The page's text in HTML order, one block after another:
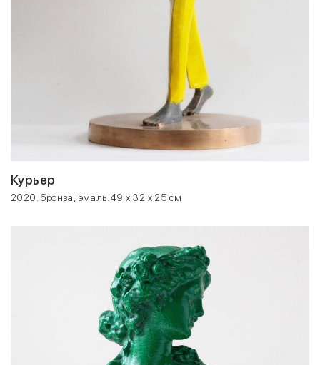
Курьер
2020. бронза, эмаль. 49 x 32 x 25 см